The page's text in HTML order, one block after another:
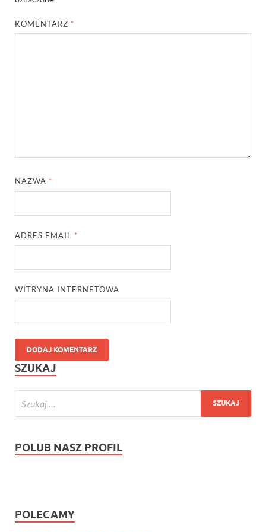
KOMENTARZ *
NAZWA *
ADRES EMAIL *
WITRYNA INTERNETOWA
SZUKAJ
POLUB NASZ PROFIL
POLECAMY